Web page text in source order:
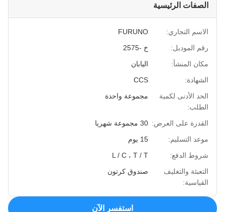
الصفات الرئيسية
الاسم التجاري:
FURUNO
رقم الموديل:
خ -2575
مكان المنشأ:
اليابان
الشهادة:
CCS
الحد الأدنى لكمية
الطلب:
مجموعة واحدة
القدرة على العرض: 30 مجموعة شهريا
موعد التسليم:
15 يوم
شروط الدفع:
L / C ، T / T
التعبئة والتغليف
القياسية:
صندوق كرتون
استفسر الآن